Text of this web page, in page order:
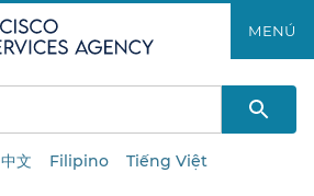
al
contenido
principal​​
MENÚ​​
中文 Filipino Tiếng Việt